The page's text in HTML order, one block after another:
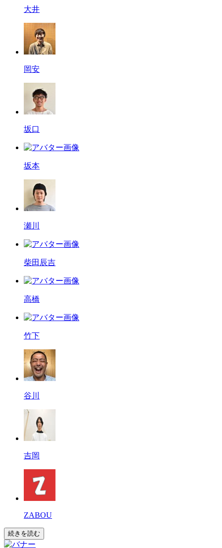
大井
岡安
坂口
坂本
瀬川
柴田辰吉
高橋
竹下
谷川
吉岡
ZABOU
続きを読む